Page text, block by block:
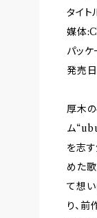
タイ
媒体
パッ
発売
厚木
ム
を志
めた
て想い
り、